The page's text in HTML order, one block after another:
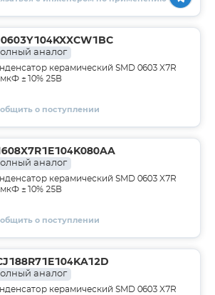
аналог
керамический SMD 0603 X7R
±10% 25В
о поступлении
аналог
керамический SMD 0603 X7R
±10% 25В
о поступлении
аналог
керамический SMD 0603 X7R